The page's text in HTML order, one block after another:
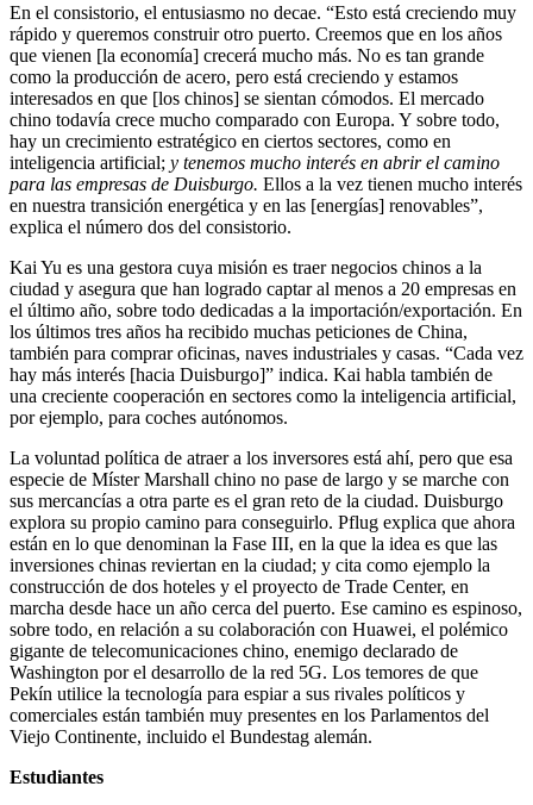
En el consistorio, el entusiasmo no decae. “Esto está creciendo muy
rápido y queremos construir otro puerto. Creemos que en los años
que vienen [la economía] crecerá mucho más. No es tan grande
como la producción de acero, pero está creciendo y estamos
interesados en que [los chinos] se sientan cómodos. El mercado
chino todavía crece mucho comparado con Europa. Y sobre todo,
hay un crecimiento estratégico en ciertos sectores, como en
inteligencia artificial; y tenemos mucho interés en abrir el camino
para las empresas de Duisburgo. Ellos a la vez tienen mucho interés
en nuestra transición energética y en las [energías] renovables”,
explica el número dos del consistorio.
Kai Yu es una gestora cuya misión es traer negocios chinos a la
ciudad y asegura que han logrado captar al menos a 20 empresas en
el último año, sobre todo dedicadas a la importación/exportación. En
los últimos tres años ha recibido muchas peticiones de China,
también para comprar oficinas, naves industriales y casas. “Cada vez
hay más interés [hacia Duisburgo]” indica. Kai habla también de
una creciente cooperación en sectores como la inteligencia artificial,
por ejemplo, para coches autónomos.
La voluntad política de atraer a los inversores está ahí, pero que esa
especie de Míster Marshall chino no pase de largo y se marche con
sus mercancías a otra parte es el gran reto de la ciudad. Duisburgo
explora su propio camino para conseguirlo. Pflug explica que ahora
están en lo que denominan la Fase III, en la que la idea es que las
inversiones chinas reviertan en la ciudad; y cita como ejemplo la
construcción de dos hoteles y el proyecto de Trade Center, en
marcha desde hace un año cerca del puerto. Ese camino es espinoso,
sobre todo, en relación a su colaboración con Huawei, el polémico
gigante de telecomunicaciones chino, enemigo declarado de
Washington por el desarrollo de la red 5G. Los temores de que
Pekín utilice la tecnología para espiar a sus rivales políticos y
comerciales están también muy presentes en los Parlamentos del
Viejo Continente, incluido el Bundestag alemán.
Estudiantes